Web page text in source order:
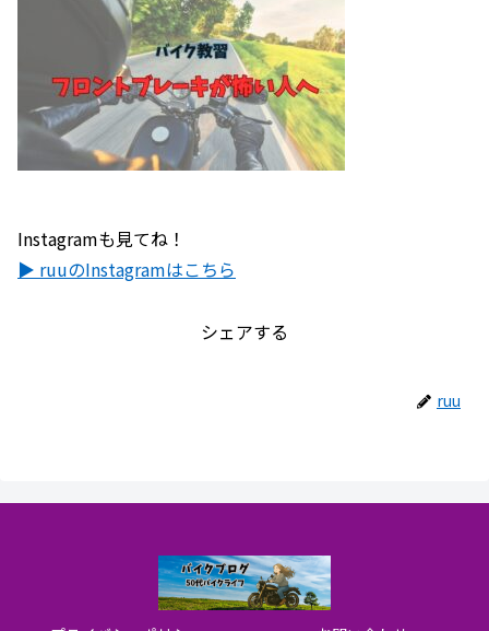
Instagramも見てね！
▶ ruuのInstagramはこちら
シェアする
ruu